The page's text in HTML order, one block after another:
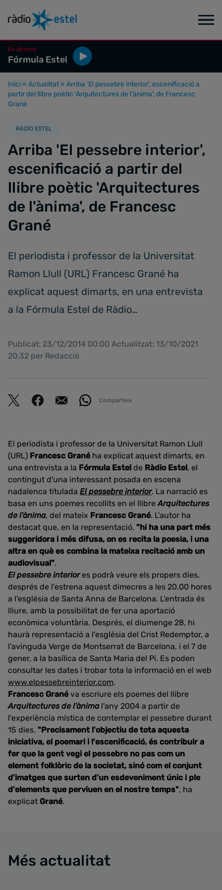
En directe
Fórmula Estel
Inici » Actualitat » Arriba 'El pessebre interior', escenificació a
partir del llibre poètic 'Arquitectures de l'ànima', de Francesc
Grané
RÀDIO ESTEL
Arriba 'El pessebre interior',
escenificació a partir del
llibre poètic 'Arquitectures
de l'ànima', de Francesc
Grané
El periodista i professor de la Universitat
Ramon Llull (URL) Francesc Grané ha
explicat aquest dimarts, en una entrevista
a la Fórmula Estel de Ràdio…
Publicat: 23/12/2014 00:00 Actualitzat: 13/10/2021
20:32 per Redacció
Comparteix
El periodista i professor de la Universitat Ramon Llull
(URL) Francesc Granéha explicat aquest dimarts, en
una entrevista a la Fórmula Estel de Ràdio Estel, el
contingut d'una interessant posada en escena
nadalenca titulada El pessebre interior. La narració es
basa en uns poemes recollits en el llibreArquitectures
de l'ànima, del mateix Francesc Grané. L'autor ha
destacat que, en la representació, "hi ha una part més
suggeridora i més difusa, on es recita la poesia, i una
altra en què es combina la mateixa recitació amb un
audiovisual".
El pessebre interiores podrà veure els propers dies,
després de l'estrena aquest dimecres a les 20.00 hores
a l'església de Santa Anna de Barcelona. L'entrada és
lliure, amb la possibilitat de fer una aportació
econòmica voluntària. Després, el diumenge 28, hi
haurà representació a l'església del Crist Redemptor, a
l'avinguda Verge de Montserrat de Barcelona, i el 7 de
gener, a la basílica de Santa Maria del Pi. Es poden
consultar les dates i trobar tota la informació en el web
www.elpessebreinterior.com.
Francesc Granéva escriure els poemes del llibre
Arquitectures de l'ànimal'any 2004 a partir de
l'experiència mística de contemplar el pessebre durant
15 dies. "Precisament l'objectiu de tota aquesta
iniciativa, el poemari i l'escenificació, és contribuir a
fer que la gent vegi el pessebre no pas com un
element folklòric de la societat, sinó com el conjunt
d'imatges que surten d'un esdeveniment únic i ple
d'elements que perviuen en el nostre temps", ha
explicat Grané.
Més actualitat